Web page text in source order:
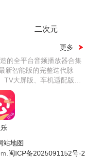
二次元
更多
的全平台音频播放器合集
新智能版的完整迭代脉
大屏版、车机适配版及
广告纯净版、VIP破解
本。各版本均围绕海量曲
酷狗等多平台歌单导
听感选项，部分版本还独
车载蓝牙直连等贴心功
站地图
闽ICP备2025091152号-2